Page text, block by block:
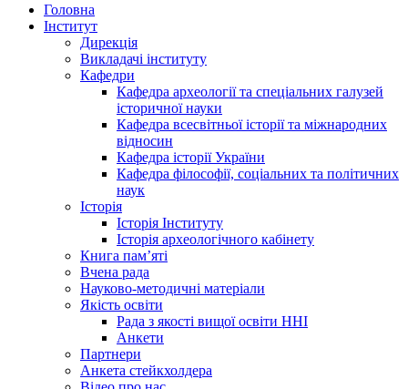
Головна
Інститут
Дирекція
Викладачі інституту
Кафедри
Кафедра археології та спеціальних галузей
історичної науки
Кафедра всесвітньої історії та міжнародних
відносин
Кафедра історії України
Кафедра філософії, соціальних та політичних
наук
Історія
Історія Інституту
Історія археологічного кабінету
Книга памʼяті
Вчена рада
Науково-методичні матеріали
Якість освіти
Рада з якості вищої освіти ННІ
Анкети
Партнери
Анкета стейкхолдера